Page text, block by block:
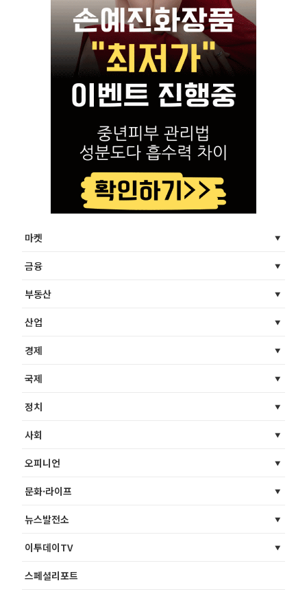
마켓
금융
부동산
산업
경제
국제
정치
사회
오피니언
문화·라이프
뉴스발전소
이투데이TV
스페셜리포트